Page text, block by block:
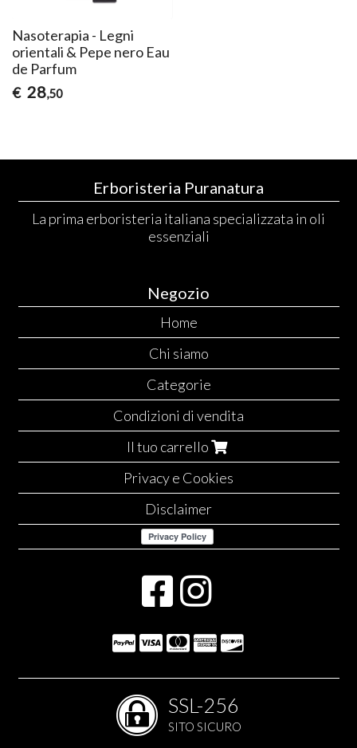
Nasoterapia - Legni
orientali & Pepe nero Eau
de Parfum
€ 28,50
Erboristeria Puranatura
La prima erboristeria italiana specializzata in oli
essenziali
Negozio
Home
Chi siamo
Categorie
Condizioni di vendita
Il tuo carrello
Privacy e Cookies
Disclaimer
SSL-256
SITO SICURO